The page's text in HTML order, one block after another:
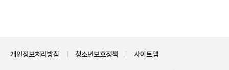
개인정보처리방침 청소년보호정책 사이트맵